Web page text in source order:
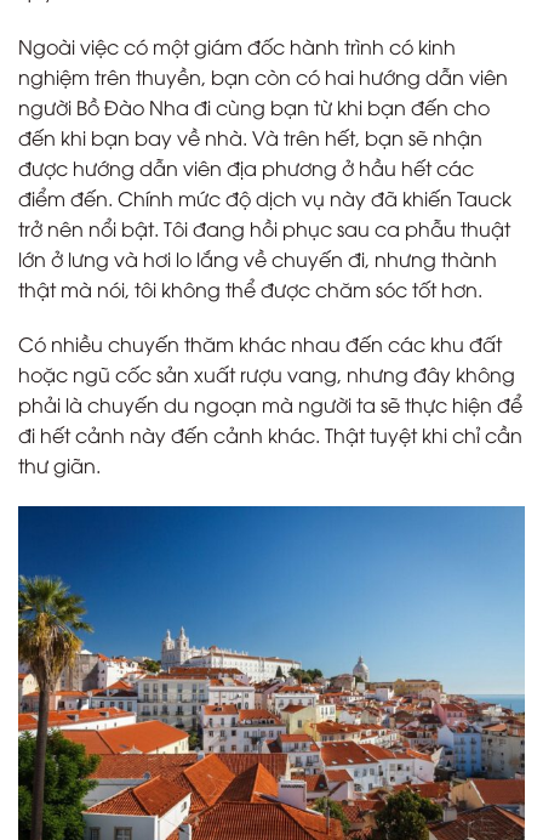
Ngoài việc có một giám đốc hành trình có kinh
nghiệm trên thuyền, bạn còn có hai hướng dẫn viên
người Bồ Đào Nha đi cùng bạn từ khi bạn đến cho
đến khi bạn bay về nhà. Và trên hết, bạn sẽ nhận
được hướng dẫn viên địa phương ở hầu hết các
điểm đến. Chính mức độ dịch vụ này đã khiến Tauck
trở nên nổi bật. Tôi đang hồi phục sau ca phẫu thuật
lớn ở lưng và hơi lo lắng về chuyến đi, nhưng thành
thật mà nói, tôi không thể được chăm sóc tốt hơn.
Có nhiều chuyến thăm khác nhau đến các khu đất
hoặc ngũ cốc sản xuất rượu vang, nhưng đây không
phải là chuyến du ngoạn mà người ta sẽ thực hiện để
đi hết cảnh này đến cảnh khác. Thật tuyệt khi chỉ cần
thư giãn.